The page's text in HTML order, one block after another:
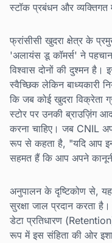
स्टॉक प्रबंधन और व्यक्तिगत
फ्रांसीसी खुदरा क्षेत्र के
'अलायंस डू कॉमर्स' ने
विश्वास दोनों की दुश्मन है।
स्वैच्छिक लेकिन बाध्यकारी
कि जब कोई खुदरा विक्रेता
स्टोर पर उनकी ब्राउज़िंग
करना चाहिए। जब CNIL
रूप से कहता है, "यदि आप
सहमत हैं कि आप अपने कानूनी
अनुपालन के दृष्टिकोण से,
सुरक्षा जाल प्रदान करता
डेटा प्रतिधारण
रूप में इस संहिता की ओर